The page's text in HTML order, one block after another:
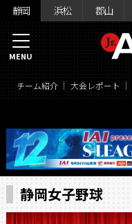
静岡 浜松 郡山
チーム紹介 大会レポート
MENU
静岡女子野球